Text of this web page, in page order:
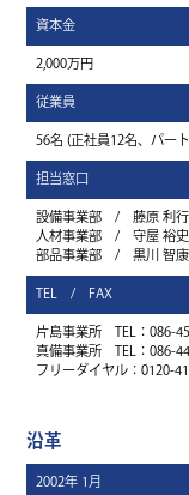
資本金
2,000万円
従業員
56名 (正社員12名、パ
担当窓口
設備事業部 / 藤原 利
人材事業部 / 守屋 裕
部品事業部 / 黒川 智
TEL / FAX
片島事業所 TEL：086-
真備事業所 TEL：086-
フリーダイヤル：0120-
沿革
2002年 1月